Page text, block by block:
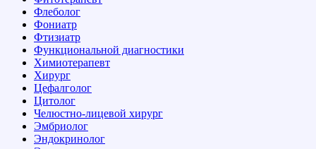
Флеболог
Фониатр
Фтизиатр
Функциональной диагностики
Химиотерапевт
Хирург
Цефалголог
Цитолог
Челюстно-лицевой хирург
Эмбриолог
Эндокринолог